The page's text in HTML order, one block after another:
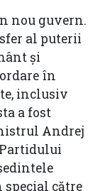
nou guvern.
al puterii
și
în
inclusiv
a fost
Andrej
special către